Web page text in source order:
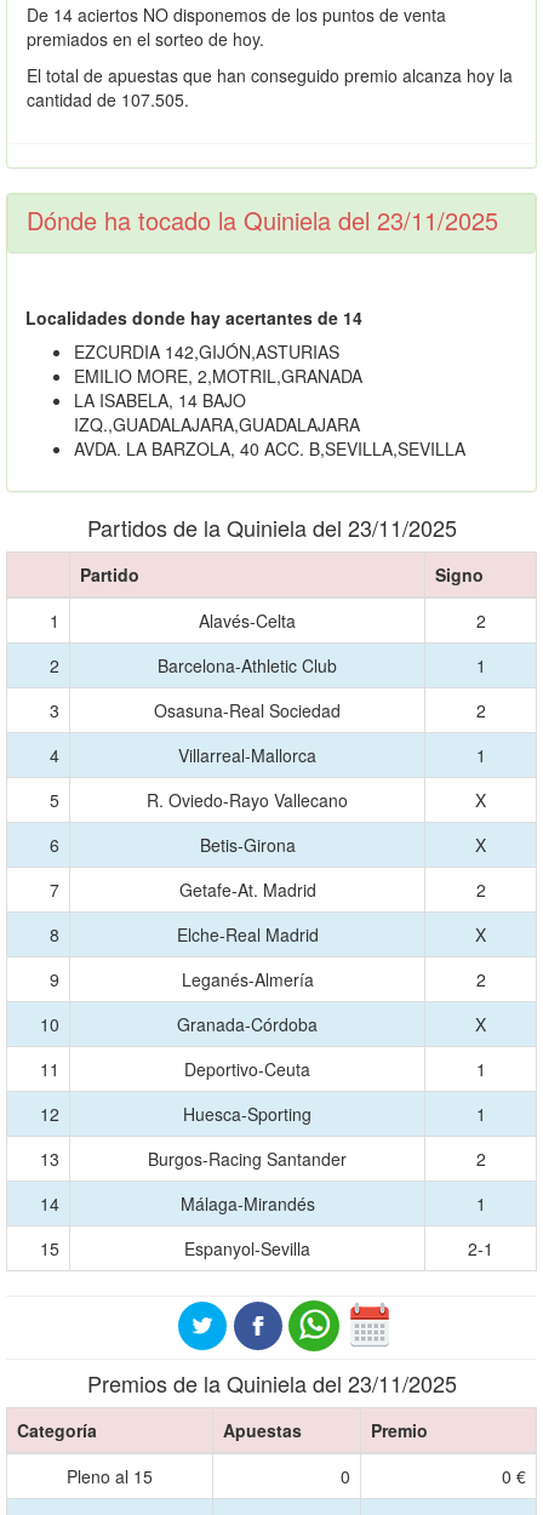
De 14 aciertos NO disponemos de los puntos de venta
premiados en el sorteo de hoy.
El total de apuestas que han conseguido premio alcanza hoy la
cantidad de 107.505.
Dónde ha tocado la Quiniela del 23/11/2025
Localidades donde hay acertantes de 14
EZCURDIA 142,GIJÓN,ASTURIAS
EMILIO MORE, 2,MOTRIL,GRANADA
LA ISABELA, 14 BAJO
IZQ.,GUADALAJARA,GUADALAJARA
AVDA. LA BARZOLA, 40 ACC. B,SEVILLA,SEVILLA
Partidos de la Quiniela del 23/11/2025
Partido
Signo
1
Alavés-Celta
2
2
Barcelona-Athletic Club
1
3
Osasuna-Real Sociedad
2
4
Villarreal-Mallorca
1
5
R. Oviedo-Rayo Vallecano
X
6
Betis-Girona
X
7
Getafe-At. Madrid
2
8
Elche-Real Madrid
X
9
Leganés-Almería
2
10
Granada-Córdoba
X
11
Deportivo-Ceuta
1
12
Huesca-Sporting
1
13
Burgos-Racing Santander
2
14
Málaga-Mirandés
1
15
Espanyol-Sevilla 2-1
Premios de la Quiniela del 23/11/2025
Categoría Apuestas
Premio
Pleno al 15
0
0 €